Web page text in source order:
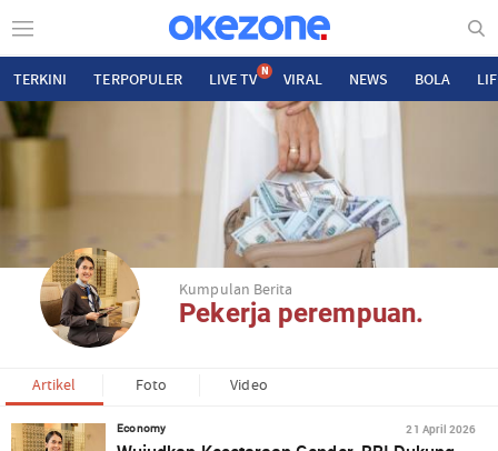
TERKINI TERPOPULER LIVE TV N VIRAL NEWS BOLA
Kumpulan Berita
Pekerja perempuan.
Artikel Foto Video
Economy 21 April 2026